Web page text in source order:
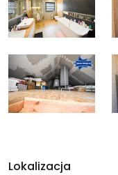
Lokalizacja